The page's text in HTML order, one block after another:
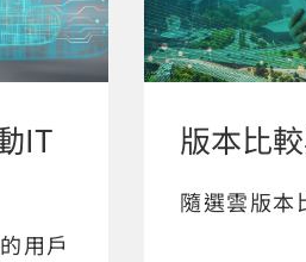
IT
用戶
版本比
隨選雲版本